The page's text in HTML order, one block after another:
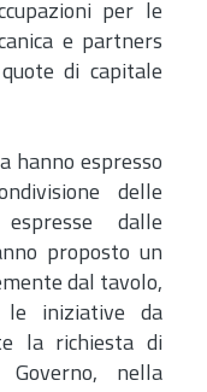
per le
e partners
di capitale
hanno espresso
delle
espresse dalle
proposto un
dal tavolo,
le iniziative da
la richiesta di
nella